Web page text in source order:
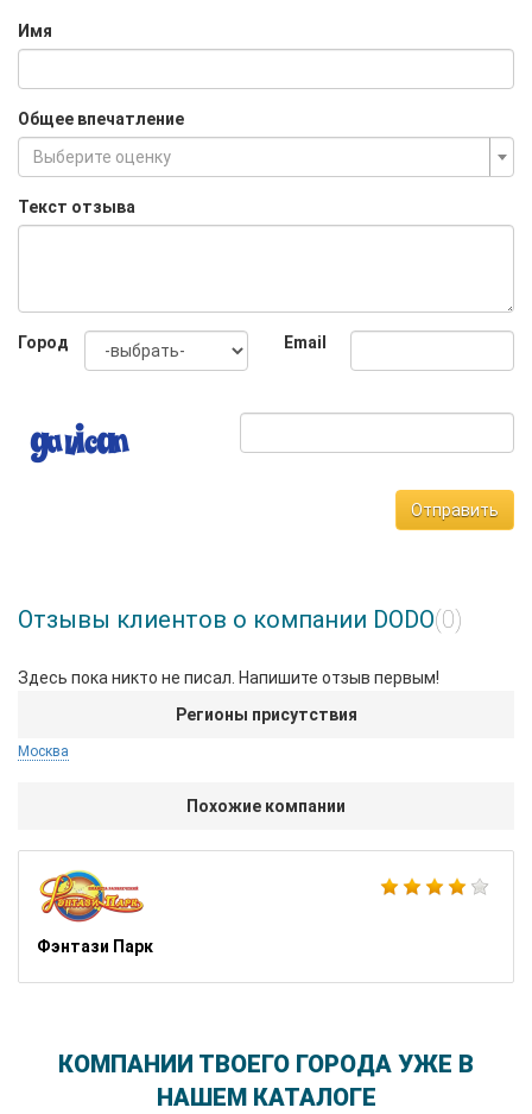
Имя
Общее впечатление
Выберите оценку
Текст отзыва
Город Email
Отправить
Отзывы клиентов о компании DODO(0)
Здесь пока никто не писал. Напишите отзыв первым!
Регионы присутствия
Москва
Похожие компании
Фэнтази Парк
КОМПАНИИ ТВОЕГО ГОРОДА УЖЕ В
НАШЕМ КАТАЛОГЕ